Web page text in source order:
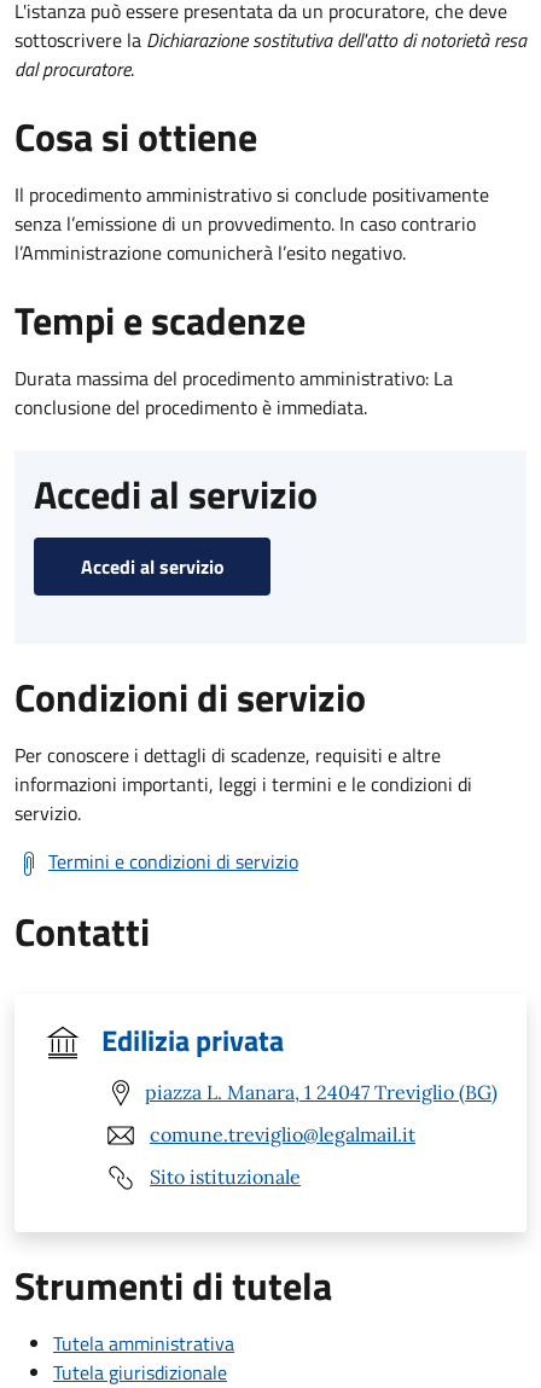
L'istanza può essere presentata da un procuratore, che deve
sottoscrivere la Dichiarazione sostitutiva dell'atto di notorietà resa
dal procuratore.
Cosa si ottiene
Il procedimento amministrativo si conclude positivamente
senza l’emissione di un provvedimento. In caso contrario
l’Amministrazione comunicherà l’esito negativo.
Tempi e scadenze
Durata massima del procedimento amministrativo: La
conclusione del procedimento è immediata.
Accedi al servizio
Accedi al servizio
Condizioni di servizio
Per conoscere i dettagli di scadenze, requisiti e altre
informazioni importanti, leggi i termini e le condizioni di
servizio.
Termini e condizioni di servizio
Contatti
Edilizia privata
piazza L. Manara, 1 24047 Treviglio (BG)
comune.treviglio@legalmail.it
Sito istituzionale
Strumenti di tutela
Tutela amministrativa
Tutela giurisdizionale